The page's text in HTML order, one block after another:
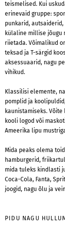
teismelised. Kui
erinevaid gruppe:
punkarid,
külaline millise jõugu
riietada. Võimalikud
teksad ja T-särgid
aksessuaarid, nagu
vihikud.
Klassilisi elemente,
pomplid ja
kaunistamiseks.
kooli logod või
Ameerika lipu
Mida peaks olema
hamburgerid,
mida tuleks kindlasti
Coca-Cola, Fanta,
joogid, nagu õlu ja
PIDU NAGU